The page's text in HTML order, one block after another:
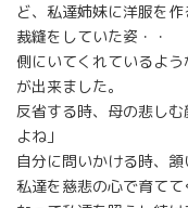
ど、私達姉妹に洋服を
裁縫をしていた姿・・
側にいてくれているよ
が出来ました。
反省する時、母の悲し
よね」
自分に問いかける時、頷
私達を慈悲の心で育て